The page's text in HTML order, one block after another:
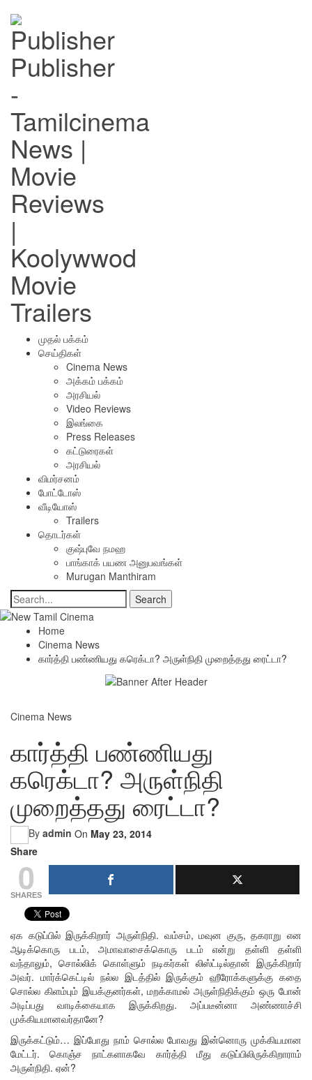
Publisher
-
Tamilcinema
News |
Movie
Reviews
|
Koolywwod
Movie
Trailers
முதல் பக்கம்
செய்திகள்
Cinema News
அக்கம் பக்கம்
அரசியல்
Video Reviews
இலங்கை
Press Releases
கட்டுரைகள்
அரசியல்
விமர்சனம்
போட்டோஸ்
வீடியோஸ்
Trailers
தொடர்கள்
குஷ்புவே நமஹ
பாங்காக் பயண அனுபவங்கள்
Murugan Manthiram
Home
Cinema News
கார்த்தி பண்ணியது கரெக்டா? அருள்நிதி முறைத்தது ரைட்டா?
Cinema News
கார்த்தி பண்ணியது
கரெக்டா? அருள்நிதி
முறைத்தது ரைட்டா?
By admin On May 23, 2014
Share
0
SHARES
ஏக கடுப்பில் இருக்கிறார் அருள்நிதி. வம்சம், மவுன குரு, தகராறு என
ஆடிக்கொரு படம், அமாவாசைக்கொரு படம் என்று தள்ளி தள்ளி
வந்தாலும், சொல்லிக் கொள்ளும் நடிகர்கள் லிஸ்ட்டில்தான் இருக்கிறார்
அவர். மார்க்கெட்டில் நல்ல இடத்தில் இருக்கும் ஹீரோக்களுக்கு கதை
சொல்ல கிளம்பும் இயக்குனர்கள், மறக்காமல் அருள்நிதிக்கும் ஒரு போன்
அடிப்பது வாடிக்கையாக இருக்கிறது. அப்படீன்னா அண்ணாச்சி
முக்கியமானவர்தானே?
இருக்கட்டும்… இப்போது நாம் சொல்ல போவது இன்னொரு முக்கியமான
மேட்டர். கொஞ்ச நாட்களாகவே கார்த்தி மீது கடுப்பிலிருக்கிறாராம்
அருள்நிதி. ஏன்?